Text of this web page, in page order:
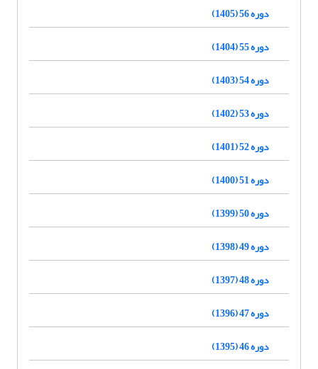
دوره 56 (1405)
دوره 55 (1404)
دوره 54 (1403)
دوره 53 (1402)
دوره 52 (1401)
دوره 51 (1400)
دوره 50 (1399)
دوره 49 (1398)
دوره 48 (1397)
دوره 47 (1396)
دوره 46 (1395)